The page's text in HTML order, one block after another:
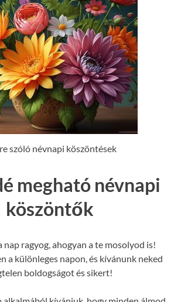
szóló névnapi köszöntések
megható névnapi
köszöntők
nap ragyog, ahogyan a te mosolyod is!
a különleges napon, és kívánunk neked
boldogságot és sikert!